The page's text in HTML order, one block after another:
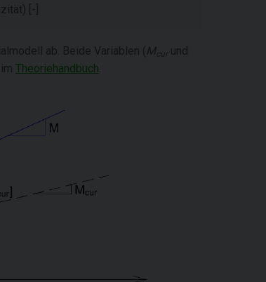
[-]
ab. Beide Variablen ( M cur und
Theoriehandbuch